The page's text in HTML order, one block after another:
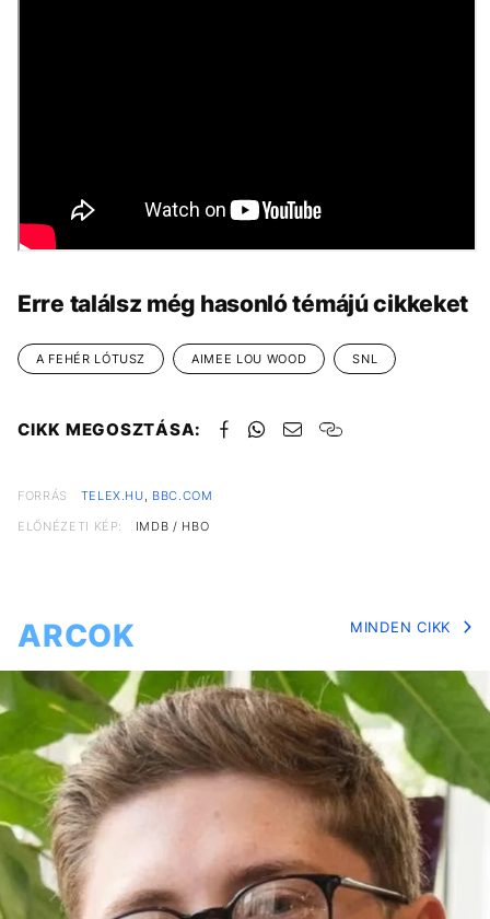
Erre találsz még hasonló témájú cikkeket
A FEHÉR LÓTUSZ AIMEE LOU WOOD SNL
CIKK MEGOSZTÁSA:
FORRÁS TELEX.HU, BBC.COM
ELŐNÉZETI KÉP:
IMDB / HBO
ARCOK MINDEN CIKK